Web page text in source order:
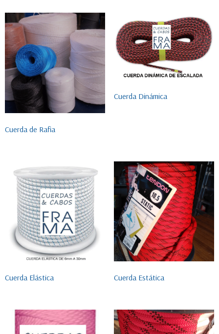
Cuerda de Rafia
Cuerda Dinámica
Cuerda Elástica Cuerda Estática